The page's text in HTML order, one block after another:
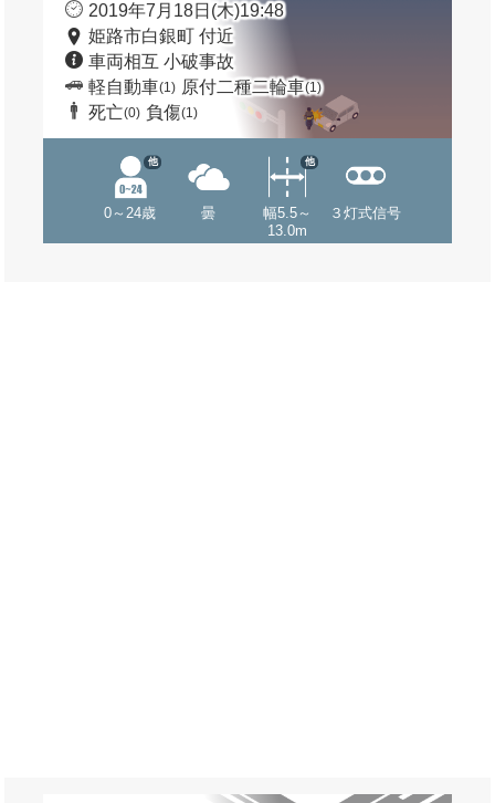
2019年7月18日(木)19:48
姫路市白銀町 付近
車両相互 小破事故
軽自動車(1) 原付二種二輪車(1)
死亡(0) 負傷(1)
0～24歳
他
曇
幅5.5～
13.0m
他
３灯式信号